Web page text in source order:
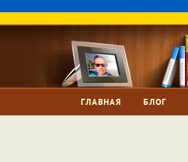
ГЛАВНАЯ БЛОГ